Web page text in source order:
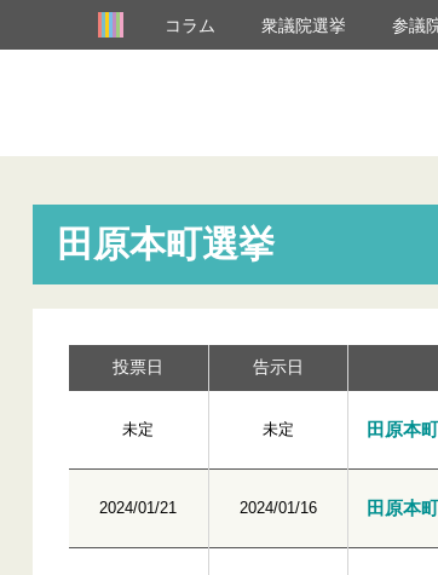
コラム 衆議院選挙 参議
田原本町選挙
投票日 告示日
未定 未定 田原本
2024/01/21 2024/01/16 田原本